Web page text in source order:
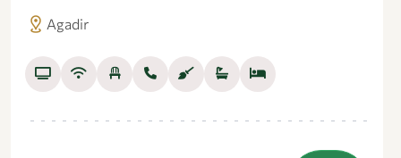
distance Agadir